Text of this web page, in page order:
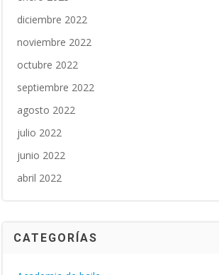
diciembre 2022
noviembre 2022
octubre 2022
septiembre 2022
agosto 2022
julio 2022
junio 2022
abril 2022
CATEGORÍAS